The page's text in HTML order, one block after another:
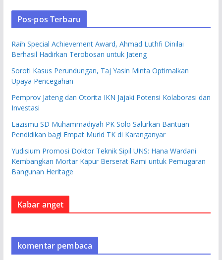
Pos-pos Terbaru
Raih Special Achievement Award, Ahmad Luthfi Dinilai
Berhasil Hadirkan Terobosan untuk Jateng
Soroti Kasus Perundungan, Taj Yasin Minta Optimalkan
Upaya Pencegahan
Pemprov Jateng dan Otorita IKN Jajaki Potensi Kolaborasi dan
Investasi
Lazismu SD Muhammadiyah PK Solo Salurkan Bantuan
Pendidikan bagi Empat Murid TK di Karanganyar
Yudisium Promosi Doktor Teknik Sipil UNS: Hana Wardani
Kembangkan Mortar Kapur Berserat Rami untuk Pemugaran
Bangunan Heritage
Kabar anget
komentar pembaca